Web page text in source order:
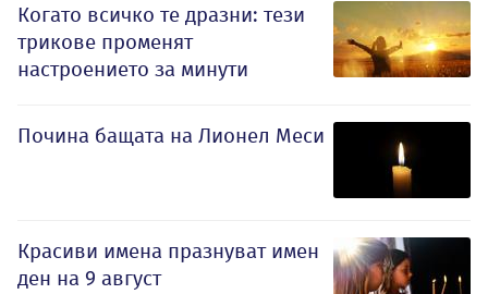
Когато всичко те дразни: тези
трикове променят
настроението за минути
Почина бащата на Лионел Меси
Красиви имена празнуват имен
ден на 9 август